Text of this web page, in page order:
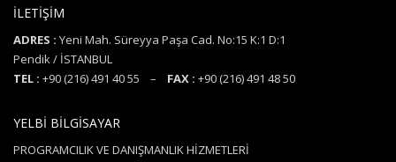
İLETİŞİM
ADRES : Yeni Mah. Süreyya Paşa Cad. No:15 K:1 D:1
Pendik / İSTANBUL
TEL : +90 (216) 491 40 55 – FAX : +90 (216) 491 48 50
YELBİ BİLGİSAYAR
PROGRAMCILIK VE DANIŞMANLIK HİZMETLERİ